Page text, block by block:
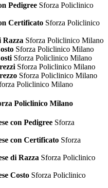
Pedigree Sforza Policlinico
Certificato Sforza Policlinico
Razza Sforza Policlinico Milano
Sforza Policlinico Milano
Sforza Policlinico Milano
Sforza Policlinico Milano
Sforza Policlinico Milano
Policlinico Milano
Policlinico Milano
con Pedigree Sforza
con Certificato Sforza
di Razza Sforza Policlinico
Costo Sforza Policlinico